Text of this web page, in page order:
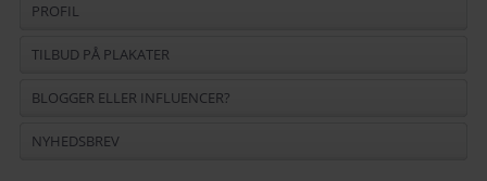
PROFIL
TILBUD PÅ PLAKATER
BLOGGER ELLER INFLUENCER?
NYHEDSBREV